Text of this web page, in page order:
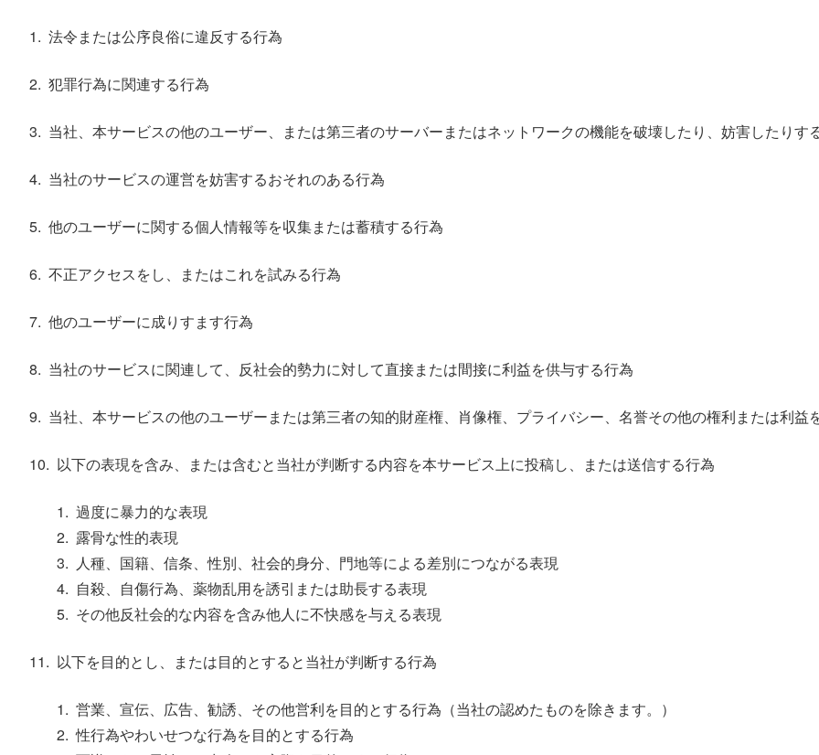
法令または公序良俗に違反する行為
犯罪行為に関連する行為
当社、本サービスの他のユーザー、または第三者のサーバーまたはネットワークの機能を破壊したり、妨害したりす
当社のサービスの運営を妨害するおそれのある行為
他のユーザーに関する個人情報等を収集または蓄積する行為
不正アクセスをし、またはこれを試みる行為
他のユーザーに成りすます行為
当社のサービスに関連して、反社会的勢力に対して直接または間接に利益を供与する行為
当社、本サービスの他のユーザーまたは第三者の知的財産権、肖像権、プライバシー、名誉その他の権利または利益
以下の表現を含み、または含むと当社が判断する内容を本サービス上に投稿し、または送信する行為
過度に暴力的な表現
露骨な性的表現
人種、国籍、信条、性別、社会的身分、門地等による差別につながる表現
自殺、自傷行為、薬物乱用を誘引または助長する表現
その他反社会的な内容を含み他人に不快感を与える表現
以下を目的とし、または目的とすると当社が判断する行為
営業、宣伝、広告、勧誘、その他営利を目的とする行為（当社の認めたものを除きます。）
性行為やわいせつな行為を目的とする行為